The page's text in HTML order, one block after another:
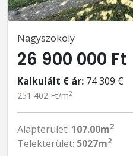
Nagyszokoly
26 900 000 Ft
Kalkulált € ár: 74 309 €
251 402 Ft/m2
Alapterület: 107.00m2
Telekterület: 5027m2